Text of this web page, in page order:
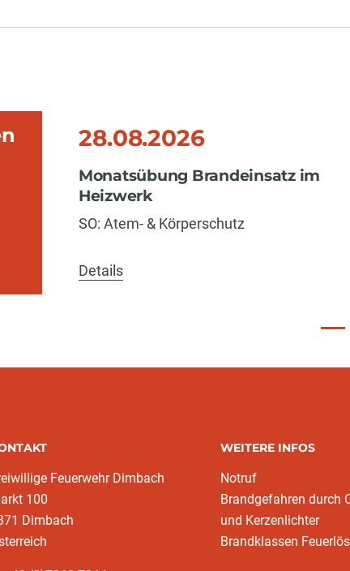
28.08.2026
Monatsübung Brandeinsatz im
Heizwerk
SO: Atem- & Körperschutz
Details
Feuerwehr Dimbach
100
Dimbach
WEITERE INFOS
Notruf
Brandgefahren durch
und Kerzenlichter
Brandklassen